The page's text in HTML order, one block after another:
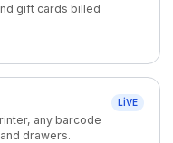
gift cards billed
LIVE
any barcode
drawers.